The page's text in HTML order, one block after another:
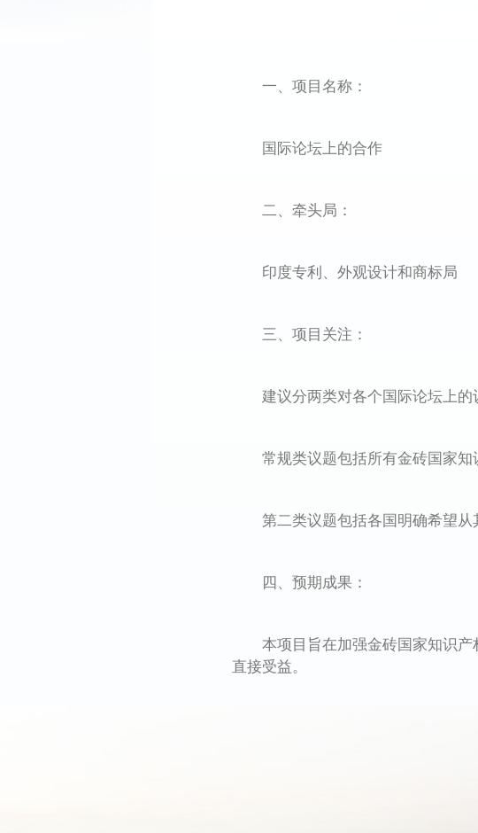
一、项目名称：
国际论坛上的合作
二、牵头局：
印度专利、外观设计和商标局
三、项目关注：
建议分两类对各个国际论坛上的
常规类议题包括所有金砖国家知
第二类议题包括各国明确希望从
四、预期成果：
本项目旨在加强金砖国家知识产
直接受益。